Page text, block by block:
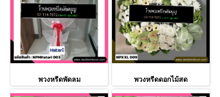
พวงหรีดพัดลม พวงหรีดดอกไม้สด